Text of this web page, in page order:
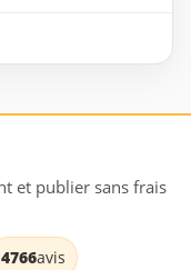
et publier sans frais
4766avis